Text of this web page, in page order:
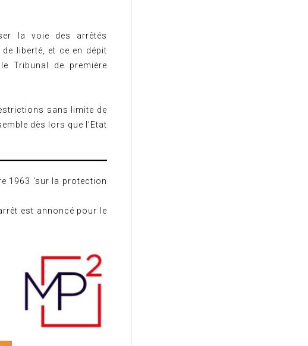
la voie des arrêtés
liberté, et ce en dépit
Tribunal de première
sans limite de
dès lors que l’Etat
1963 ‘sur la protection
est annoncé pour le